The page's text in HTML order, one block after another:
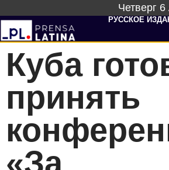
Четверг 6
РУССКОЕ
Куба
принять